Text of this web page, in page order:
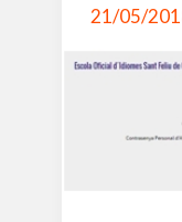
21/05/